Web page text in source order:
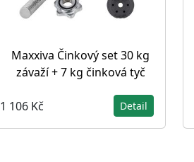
Maxxiva Činkový set 30 kg
závaží + 7 kg činková tyč
1 106 Kč Detail